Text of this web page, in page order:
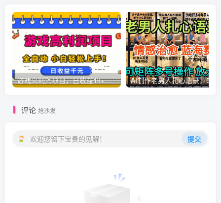
游戏高利润项目，日收益1k+，全自动，无需值守，解放双手，小白轻松上手【揭秘】
评论 抢沙发
欢迎您留下宝贵的见解！ 提交